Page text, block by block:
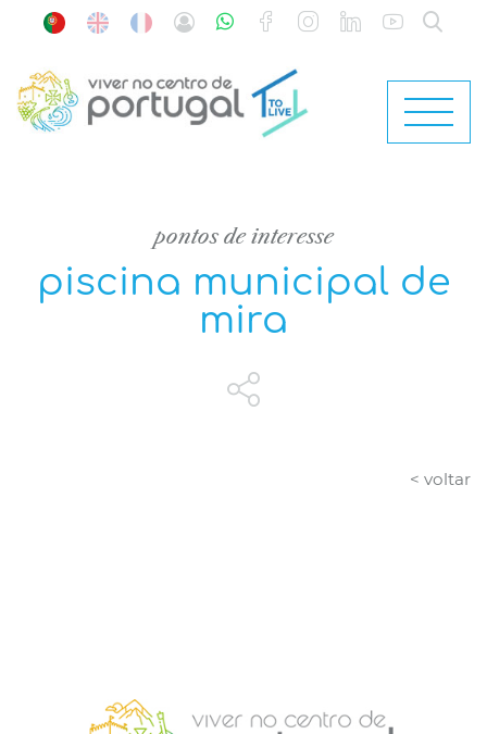
pontos de interesse
piscina municipal de
mira
< voltar